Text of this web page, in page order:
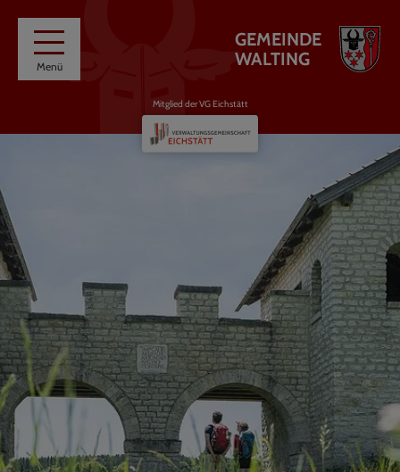
Menü
GEMEINDE
WALTING
Mitglied der VG Eichstätt